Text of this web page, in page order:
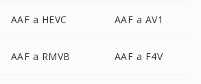
AAF a HEVC AAF a AV1
AAF a RMVB AAF a F4V